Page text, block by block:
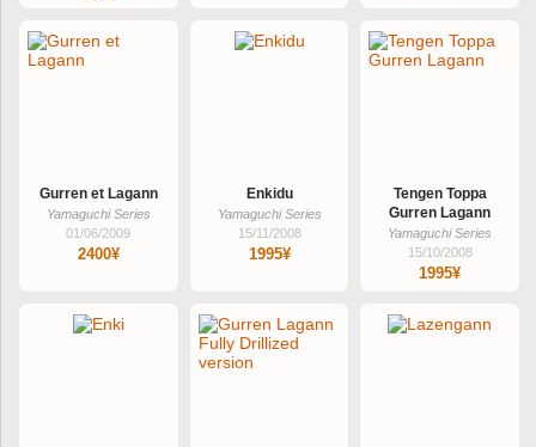
Gurren et Lagann
Yamaguchi Series
01/06/2009
2400¥
Enkidu
Yamaguchi Series
15/11/2008
1995¥
Tengen Toppa
Gurren Lagann
Yamaguchi Series
15/10/2008
1995¥